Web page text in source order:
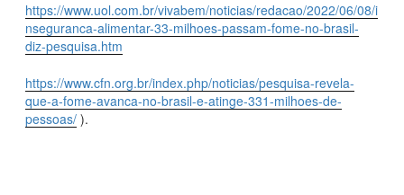
https://www.uol.com.br/vivabem/noticias/redacao/2022/06/08/i
nseguranca-alimentar-33-milhoes-passam-fome-no-brasil-
diz-pesquisa.htm
https://www.cfn.org.br/index.php/noticias/pesquisa-revela-
que-a-fome-avanca-no-brasil-e-atinge-331-milhoes-de-
pessoas/ ).